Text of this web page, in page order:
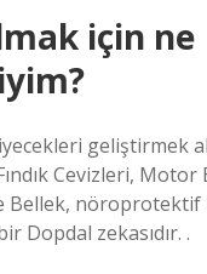
için ne
geliştirmek
Cevizleri,
Bellek, nöroprotektif
Dopdal zekasıdır. .